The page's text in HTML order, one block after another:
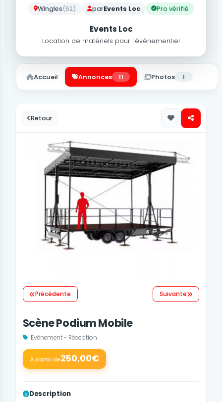
Wingles(62) parEvents Loc Pro vérifié
Events Loc
Location de matériels pour l'événementiel
Accueil Annonces 11 Photos 1
Retour
Précédente Suivante
Scène Podium Mobile
Evénement - Réception
À partir de250,00€
Description